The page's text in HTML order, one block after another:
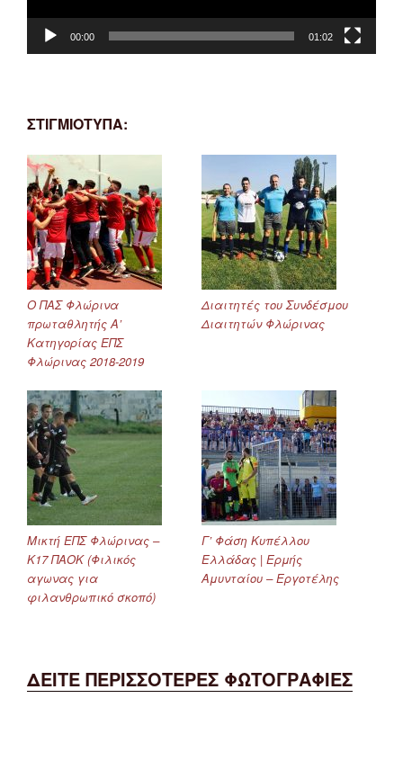
00:00 01:02
ΣΤΙΓΜΙΟΤΥΠΑ:
Ο ΠΑΣ Φλώρινα
πρωταθλητής Α’
Κατηγορίας ΕΠΣ
Φλώρινας 2018-2019
Διαιτητές του Συνδέσμου
Διαιτητών Φλώρινας
Μικτή ΕΠΣ Φλώρινας –
Κ17 ΠΑΟΚ (Φιλικός
αγωνας για
φιλανθρωπικό σκοπό)
Γ’ Φάση Κυπέλλου
Ελλάδας | Ερμής
Αμυνταίου – Εργοτέλης
ΔΕΙΤΕ ΠΕΡΙΣΣΟΤΕΡΕΣ ΦΩΤΟΓΡΑΦΙΕΣ